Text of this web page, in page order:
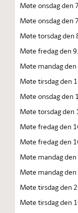
Møte onsdag den
Møte onsdag den
Møte torsdag den
Møte fredag den
Møte mandag
Møte tirsdag den
Møte onsdag den
Møte torsdag den
Møte fredag den
Møte fredag den
Møte mandag
Møte mandag
Møte tirsdag den
Møte tirsdag den